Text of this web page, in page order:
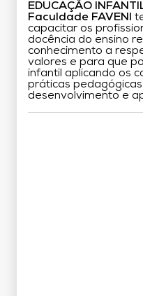
EDUCAÇÃO
Faculdade FAVENI
capacitar os
docência do ensino
conhecimento a
valores e para que
infantil aplicando os
práticas
desenvolvimento e